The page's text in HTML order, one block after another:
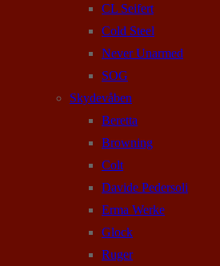
CL Seifert
Cold Steel
Never Unarmed
SOG
Skydevåben
Beretta
Browning
Colt
Davide Pedersoli
Erma Werke
Glock
Ruger